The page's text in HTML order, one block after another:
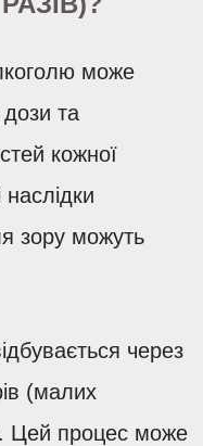
може
дози та
кожної
зору можуть
через
(малих
Цей процес може